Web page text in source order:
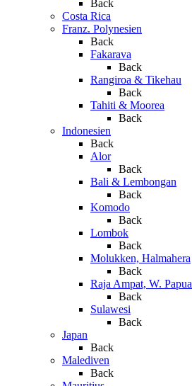
Back
Costa Rica
Franz. Polynesien
Back
Fakarava
Back
Rangiroa & Tikehau
Back
Tahiti & Moorea
Back
Indonesien
Back
Alor
Back
Bali & Lembongan
Back
Komodo
Back
Lombok
Back
Molukken, Halmahera
Back
Raja Ampat, W. Papua
Back
Sulawesi
Back
Japan
Back
Malediven
Back